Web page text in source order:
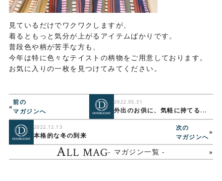
見ているだけでワクワクしますが、
着るともっと気分が上がるアイテムばかりです。
普段色や柄が苦手な方も、
今年は特に色々なテイストの柄物をご用意しております。
お気に入りの一枚を見つけてみてください。
2022.05.31
外出のお供に、気軽に持てる...
«
前の
マガジンへ
ALL MAG- マガジン一覧 -
2022.12.13
本格的な冬の到来
次の
マガジンへ
»